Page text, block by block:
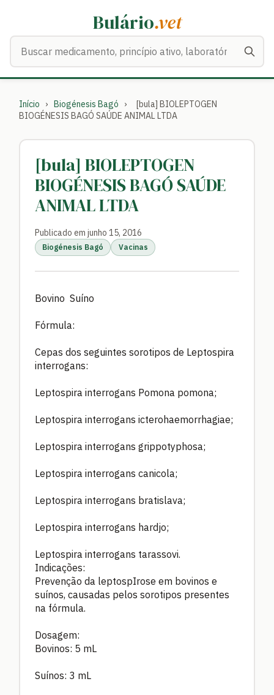
Bulário.vet
Início › Biogénesis Bagó ›
[bula] BIOLEPTOGEN
BIOGÉNESIS BAGÓ SAÚDE ANIMAL LTDA
[bula] BIOLEPTOGEN
BIOGÉNESIS BAGÓ SAÚDE
ANIMAL LTDA
Publicado em junho 15, 2016
Biogénesis Bagó Vacinas
Bovino Suíno
Fórmula:
Cepas dos seguintes sorotipos de Leptospira
interrogans:
Leptospira interrogans Pomona pomona;
Leptospira interrogans icterohaemorrhagiae;
Leptospira interrogans grippotyphosa;
Leptospira interrogans canicola;
Leptospira interrogans bratislava;
Leptospira interrogans hardjo;
Leptospira interrogans tarassovi.
Indicações:
Prevenção da leptospIrose em bovinos e
suínos, causadas pelos sorotipos presentes
na fórmula.
Dosagem:
Bovinos: 5 mL
Suínos: 3 mL